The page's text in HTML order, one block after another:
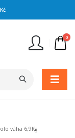
0
váha 6,9Kg